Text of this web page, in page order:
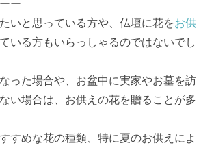
ー
いと思っている方や、仏壇に花をお供
いる方もいらっしゃるのではないでし
った場合や、お盆中に実家やお墓を訪
い場合は、お供えの花を贈ることが多
すめな花の種類、特に夏のお供えによ